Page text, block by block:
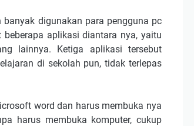
digunakan para pengguna pc
aplikasi diantara nya, yaitu
lainnya. Ketiga aplikasi tersebut
di sekolah pun, tidak terlepas
word dan harus membuka nya
harus membuka komputer, cukup